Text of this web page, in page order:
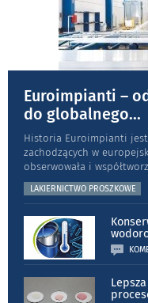
Euroimpianti –
do globalnego...
Historia Euroimpianti
zachodzących w
obserwowała i
LAKIERNICTWO PROSZKOWE